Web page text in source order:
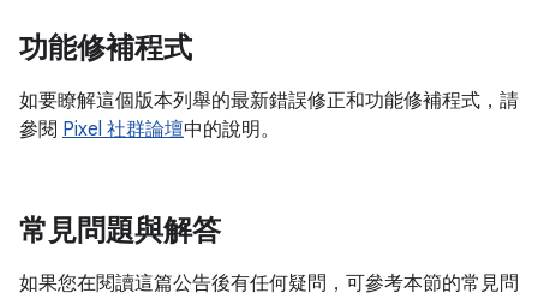
功能修補程式
如要瞭解這個版本列舉的最新錯誤修正和功能修補程式，請
參閱 Pixel 社群論壇中的說明。
常見問題與解答
如果您在閱讀這篇公告後有任何疑問，可參考本節的常見問